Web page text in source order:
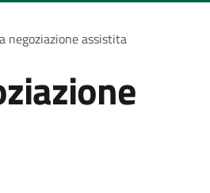
negoziazione assistita